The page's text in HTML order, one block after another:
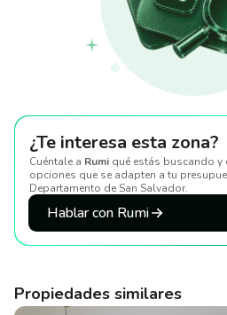
¿Te interesa esta zona?
Cuéntale a Rumi qué estás buscando y
opciones que se adapten a tu
Departamento de San Salvador.
Hablar con Rumi
Propiedades similares